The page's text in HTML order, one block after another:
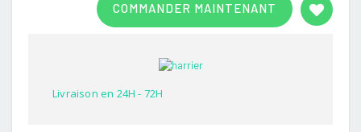
COMMANDER MAINTENANT
Livraison en 24H - 72H